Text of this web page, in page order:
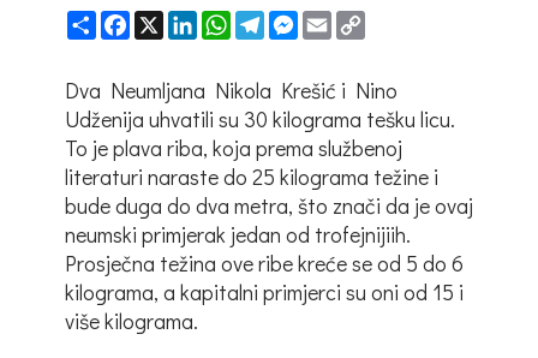
ShareFacebook
X LinkedInWhatsApp
TelegramMessenger
Email
Dva Neumljana Nikola Krešić i Nino
Udženija uhvatili su 30 kilograma tešku licu.
To je plava riba, koja prema službenoj
literaturi naraste do 25 kilograma težine i
bude duga do dva metra, što znači da je ovaj
neumski primjerak jedan od trofejnijiih.
Prosječna težina ove ribe kreće se od 5 do 6
kilograma, a kapitalni primjerci su oni od 15 i
više kilograma.